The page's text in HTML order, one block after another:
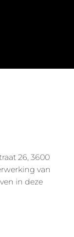
26, 3600
van
in deze